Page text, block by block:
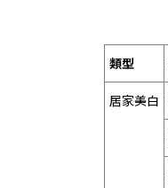
類型
居家美白